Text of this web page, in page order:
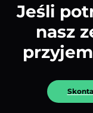
Jeśli
nasz